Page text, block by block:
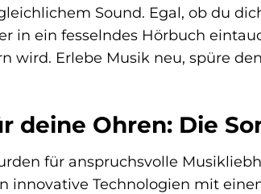
Sound. Egal, ob du
in ein fesselndes Hörbuch
wird. Erlebe Musik neu, spüre
deine Ohren: Die
für anspruchsvolle
innovative Technologien mit